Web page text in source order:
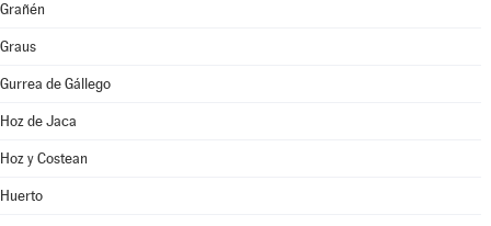
Grañén
Graus
Gurrea de Gállego
Hoz de Jaca
Hoz y Costean
Huerto